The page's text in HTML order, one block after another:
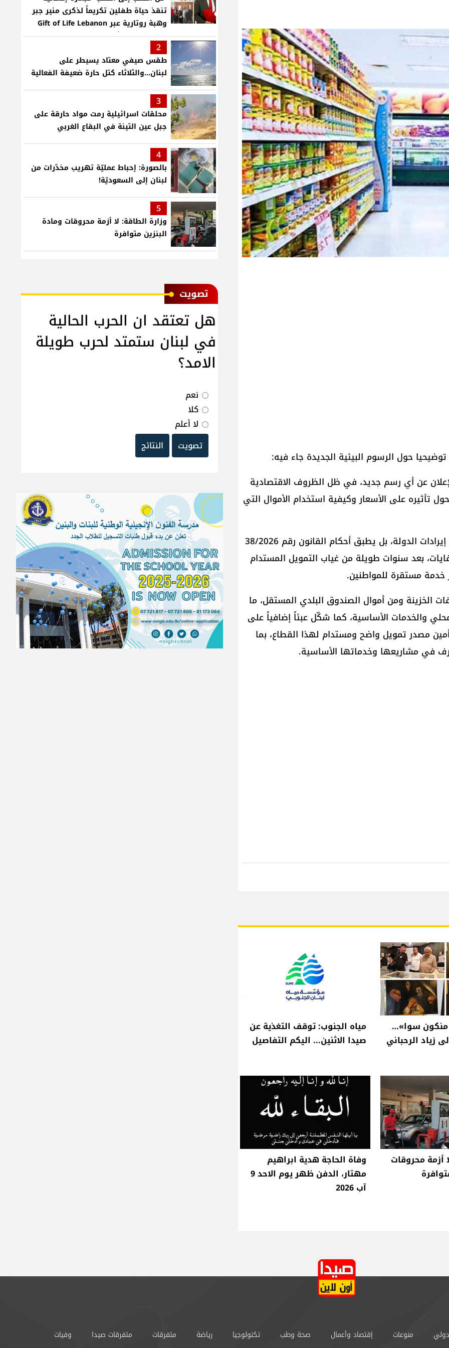
توضيحيا حول الرسوم البيئية الجديدة جاء فيه:
الإعلان عن أي رسم جديد، في ظل الظروف الاقتصادية
تأثيره على الأسعار وكيفية استخدام الأموال التي
إن المرسوم رقم 3214 لا يفرض ضريبة جديدة لزيادة إيرادات الدولة، بل يطبق أحكام القانون رقم 38/2026
بعد سنوات طويلة من غياب التمويل المستدام
خدمة مستقرة للمواطنين.
الخزينة ومن أموال الصندوق البلدي المستقل، ما
والخدمات الأساسية، كما شكّل عبئاً إضافياً على
مصدر تمويل واضح ومستدام لهذا القطاع، بما
في مشاريعها وخدماتها الأساسية.
منكون سوا»…
زياد الرحباني
مياه الجنوب: توقف التغذية عن
صيدا الاثنين... اليكم التفاصيل
أزمة محروقات
وفاة الحاجة هدية ابراهيم
مهتار، الدفن ظهر يوم الاحد 9
آب 2026
تنقذ حياة طفلين تكريماً لذكرى منير جبر
وهبة روتارية عبر Gift of Life Lebanon
لعمليات قلب لأطفال في مستشفى حمود
الجامعي
2
طقس صيفي معتاد يسيطر على
لبنان...والثلاثاء كتل حارة ضعيفة الفعالية
3
محلقات اسرائيلية رمت مواد حارقة على
جبل عين التينة في البقاع الغربي
4
بالصورة: إحباط عمليّة تهريب مخدّرات من
لبنان إلى السعوديّة!
5
وزارة الطاقة: لا أزمة محروقات ومادة
البنزين متوافرة
ﺗﺼﻮﻳﺖ
هل تعتقد ان الحرب الحالية
في لبنان ستمتد لحرب طويلة
الامد؟
نعم
كلا
لا أعلم
تصويت
النتائج
منوعات إقتصاد وأعمال صحة وطب تكنولوجيا رياضة متفرقات متفرقات صيدا وفيات